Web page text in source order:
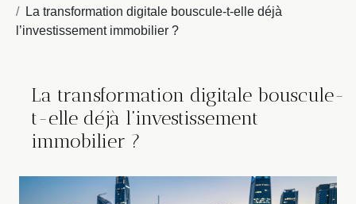
La transformation digitale bouscule-t-elle déjà
l’investissement immobilier ?
La transformation digitale bouscule-
t-elle déjà l’investissement
immobilier ?